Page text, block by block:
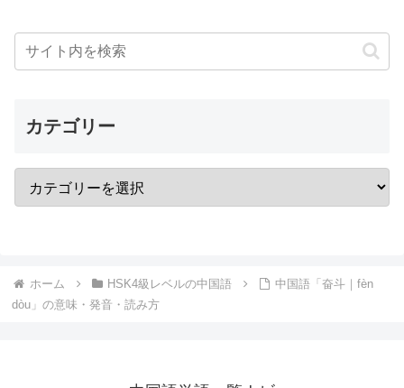
カテゴリー
ホーム HSK4級レベルの中国語
中国語「奋斗｜fèn
dòu」の意味・発音・読み方